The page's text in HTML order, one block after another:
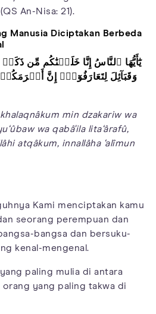
An-Nisa: 21).
Manusia Diciptakan Berbeda
يَٰٓأَيُّهَا ٱلنَّاسُ إِنَّا خَلَقۡنَٰكُم مِّن
وَقَبَآئِلَ لِتَعَارَفُوٓاْۚ إِنَّ
min dzakariw wa
wa qabâ'ila lita‘ârafû,
atqâkum, innallâha ‘alîmun
Kami menciptakan kamu
seorang perempuan dan
bangsa dan bersuku-
kenal-mengenal.
paling mulia di antara
orang yang paling takwa di